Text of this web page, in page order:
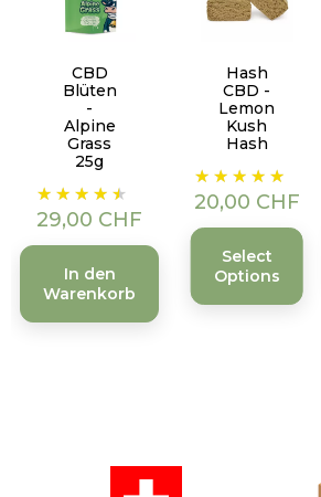
CBD
Blüten
-
Alpine
Grass
25g
Preis
29,00 CHF
In den
Warenkorb
Hash
CBD -
Lemon
Kush
Hash
Preis
20,00 CHF
Select
Options